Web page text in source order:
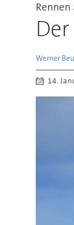
Rennen
Werner
14.